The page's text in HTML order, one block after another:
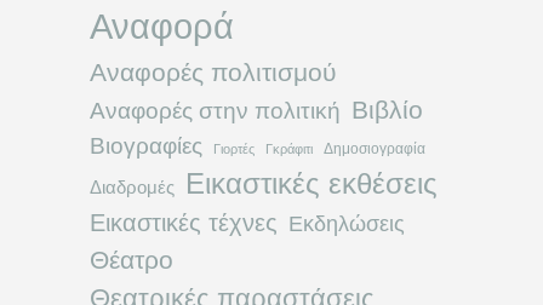
Αναφορά
Αναφορές πολιτισμού
Αναφορές στην πολιτική Βιβλίο
Βιογραφίες Γιορτές Γκράφιτι Δημοσιογραφία
Διαδρομές Εικαστικές εκθέσεις
Εικαστικές τέχνες Εκδηλώσεις
Θέατρο
Θεατρικές παραστάσεις